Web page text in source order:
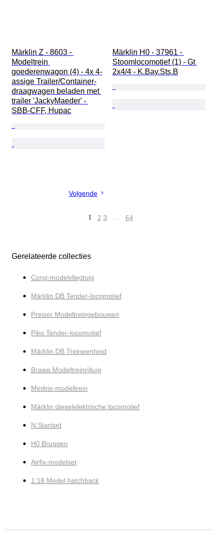
Märklin Z - 8603 -
Modeltrein
goederenwagon (4) - 4x 4-
assige Trailer/Container-
draagwagen beladen met
trailer 'JackyMaeder' -
SBB-CFF, Hupac
Märklin H0 - 37961 -
Stoomlocomotief (1) - Gt
2x4/4 - K.Bay.Sts.B
Volgende
1 2 3 … 64
Gerelateerde collecties
Corgi-modelvliegtuig
Märklin DB Tender-locomotief
Preiser Modeltreingebouwen
Piko Tender-locomotief
Märklin DB Treineenheid
Brawa Modeltreinrijtuig
Minitrix-modeltrein
Märklin dieselelektrische locomotief
N Startset
H0 Bruggen
Airfix-modelset
1:18 Model hatchback